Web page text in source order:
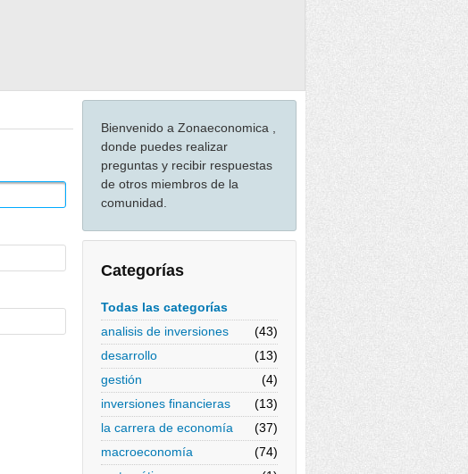
Bienvenido a Zonaeconomica ,
donde puedes realizar
preguntas y recibir respuestas
de otros miembros de la
comunidad.
Categorías
Todas las categorías
analisis de inversiones
(43)
desarrollo
(13)
gestión
(4)
inversiones financieras
(13)
la carrera de economía
(37)
macroeconomía
(74)